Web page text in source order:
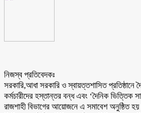
নিজস্ব প্রতিবেদকঃ
সরকারি,আধা সরকারি ও স্বায়ত্তশাসিত প্রতিষ্ঠানে
কর্মচারীদের হস্তান্তর বন্ধ এবং ‘দৈনিক ভিত্তিক
রাজশাহী বিভাগের আয়োজনে এ সমাবেশ অনুষ্ঠিত